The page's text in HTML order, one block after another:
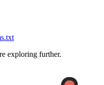
exploring further.